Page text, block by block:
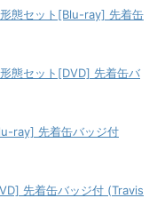
態セット[Blu-ray] 先着缶
態セット[DVD] 先着缶バ
ray] 先着缶バッジ付
先着缶バッジ付 (Travis